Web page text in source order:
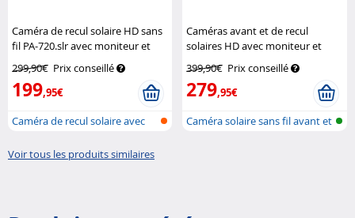
Caméra de recul solaire HD sans
fil PA-720.slr avec moniteur et
299,90€ Prix conseillé
199,95€
Caméra de recul solaire avec
Caméras avant et de recul
solaires HD avec moniteur et
Lescars
399,90€ Prix conseillé
279,95€
Caméra solaire sans fil avant et
Voir tous les produits similaires